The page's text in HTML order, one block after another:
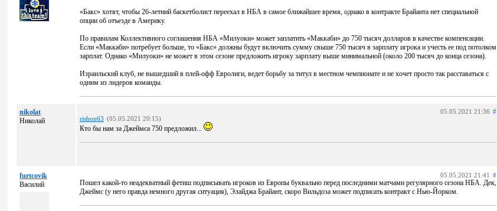
«Бакс» хотят, чтобы 26-летний баскетболист переехал в НБА в самое ближайшее время, однако в контракте Брайанта нет специальной
опции об отъезде в Америку.
По правилам Коллективного соглашения НБА «Милуоки» может заплатить «Маккаби» до 750 тысяч долларов в качестве компенсации.
Если «Маккаби» потребует больше, то «Бакс» должны будут включить сумму свыше 750 тысяч в зарплату игрока и учесть ее под потолком
зарплат. Однако «Милуоки» не может в этом сезоне предложить игроку зарплату выше минимальной (около 200 тысяч до конца сезона).
Израильский клуб, не вышедший в плей-офф Евролиги, ведет борьбу за титул в местном чемпионате и не хочет просто так расставаться с
одним из лидеров команды.
nikolat
Николай
05.05.2021 21:36 #
rishon63 (05.05.2021 20:15)
Кто бы нам за Джеймса 750 предложил...
furtcovik
Василий
05.05.2021 21:41 #
Пошел какой-то неадекватный фетиш подписывать игроков из Европы буквально перед последними матчами регулярного сезона НБА. Дек,
Джеймс (у него правда немного другая ситуация), Элайджа Брайант, скоро Вильдоза может подписать контракт с Нью-Йорком.